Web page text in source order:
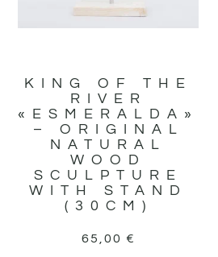
KING OF THE
RIVER
«ESMERALDA»
– ORIGINAL
NATURAL
WOOD
SCULPTURE
WITH STAND
(30CM)
65,00 €